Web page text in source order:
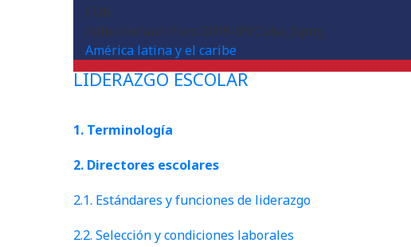
CUB
/sites/default/files/2019-09/Cuba_0.png
América latina y el caribe
LIDERAZGO ESCOLAR
1. Terminología
2. Directores escolares
2.1. Estándares y funciones de liderazgo
2.2. Selección y condiciones laborales